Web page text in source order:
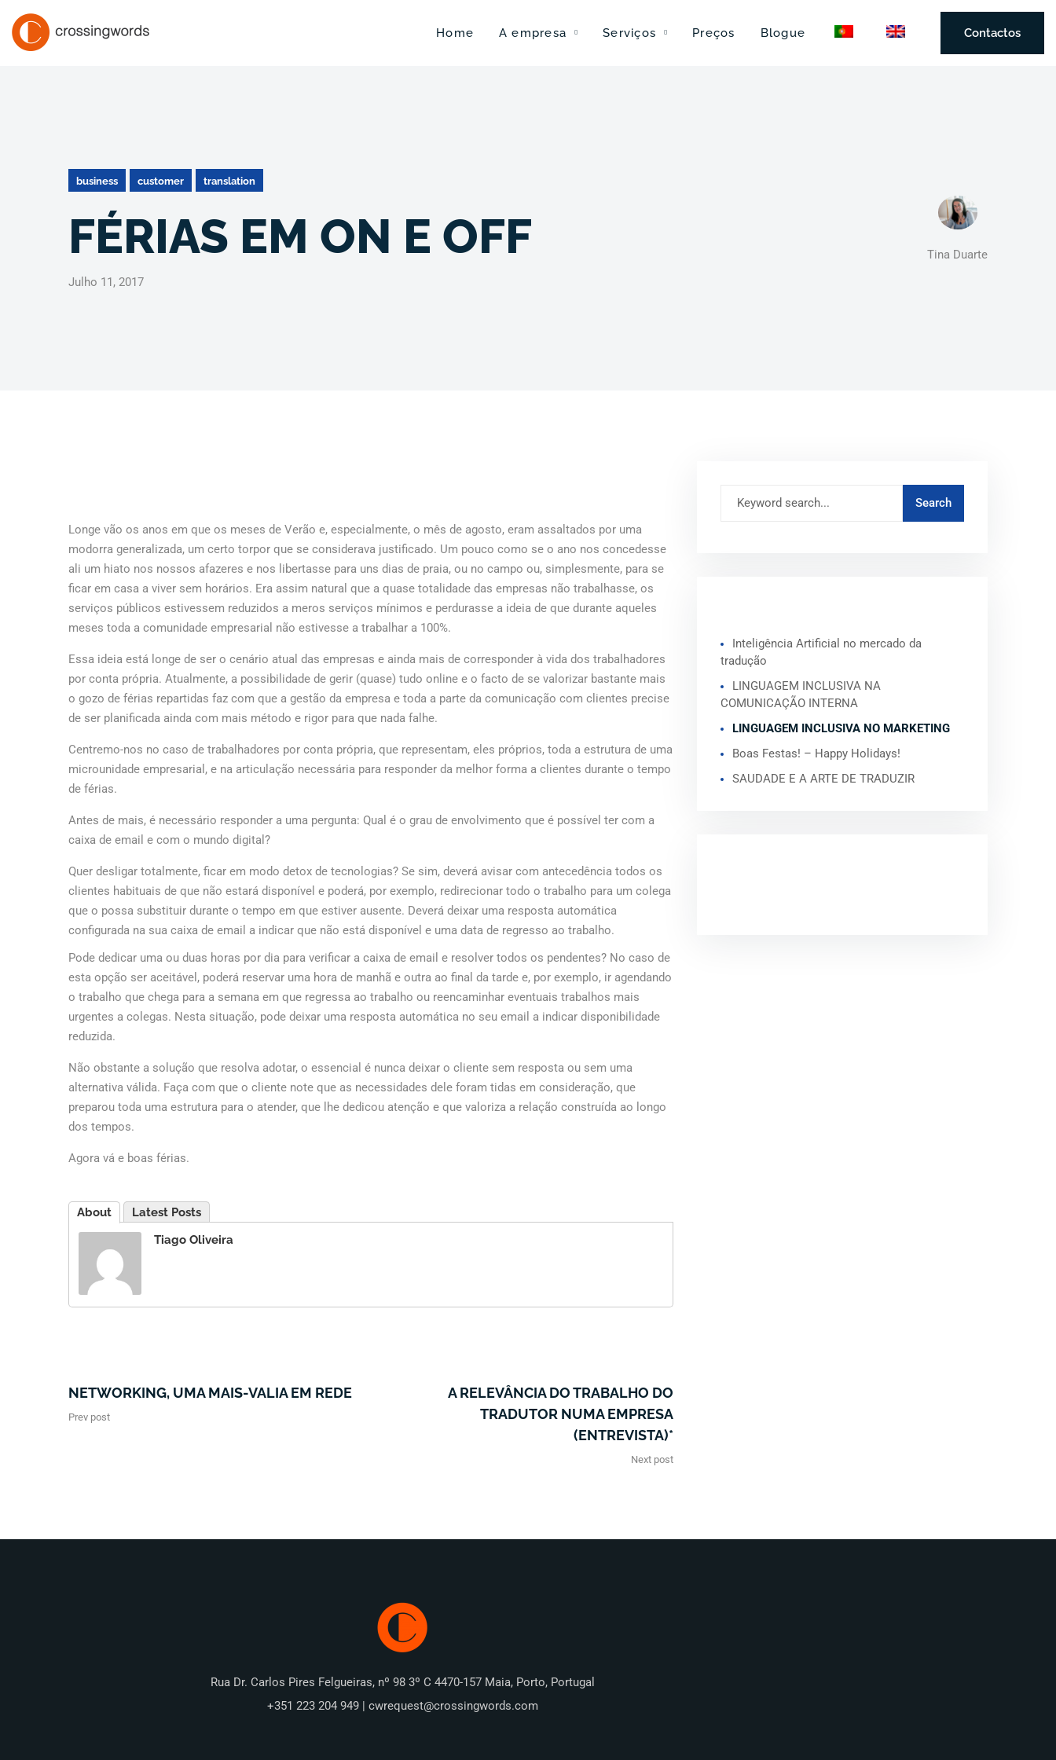
Home A empresa Serviços Preços Blogue Contactos
business customer translation
FÉRIAS EM ON E OFF
Julho 11, 2017
Tina Duarte
Longe vão os anos em que os meses de Verão e, especialmente, o mês de agosto, eram assaltados por uma
modorra generalizada, um certo torpor que se considerava justificado. Um pouco como se o ano nos concedesse
ali um hiato nos nossos afazeres e nos libertasse para uns dias de praia, ou no campo ou, simplesmente, para se
ficar em casa a viver sem horários. Era assim natural que a quase totalidade das empresas não trabalhasse, os
serviços públicos estivessem reduzidos a meros serviços mínimos e perdurasse a ideia de que durante aqueles
meses toda a comunidade empresarial não estivesse a trabalhar a 100%.
Essa ideia está longe de ser o cenário atual das empresas e ainda mais de corresponder à vida dos trabalhadores
por conta própria. Atualmente, a possibilidade de gerir (quase) tudo online e o facto de se valorizar bastante mais
o gozo de férias repartidas faz com que a gestão da empresa e toda a parte da comunicação com clientes precise
de ser planificada ainda com mais método e rigor para que nada falhe.
Centremo-nos no caso de trabalhadores por conta própria, que representam, eles próprios, toda a estrutura de uma
microunidade empresarial, e na articulação necessária para responder da melhor forma a clientes durante o tempo
de férias.
Antes de mais, é necessário responder a uma pergunta: Qual é o grau de envolvimento que é possível ter com a
caixa de email e com o mundo digital?
Quer desligar totalmente, ficar em modo detox de tecnologias? Se sim, deverá avisar com antecedência todos os
clientes habituais de que não estará disponível e poderá, por exemplo, redirecionar todo o trabalho para um colega
que o possa substituir durante o tempo em que estiver ausente. Deverá deixar uma resposta automática
configurada na sua caixa de email a indicar que não está disponível e uma data de regresso ao trabalho.
Pode dedicar uma ou duas horas por dia para verificar a caixa de email e resolver todos os pendentes? No caso de
esta opção ser aceitável, poderá reservar uma hora de manhã e outra ao final da tarde e, por exemplo, ir agendando
o trabalho que chega para a semana em que regressa ao trabalho ou reencaminhar eventuais trabalhos mais
urgentes a colegas. Nesta situação, pode deixar uma resposta automática no seu email a indicar disponibilidade
reduzida.
Não obstante a solução que resolva adotar, o essencial é nunca deixar o cliente sem resposta ou sem uma
alternativa válida. Faça com que o cliente note que as necessidades dele foram tidas em consideração, que
preparou toda uma estrutura para o atender, que lhe dedicou atenção e que valoriza a relação construída ao longo
dos tempos.
Agora vá e boas férias.
About
Latest Posts
Tiago Oliveira
NETWORKING, UMA MAIS-VALIA EM REDE
Prev post
A RELEVÂNCIA DO TRABALHO DO
TRADUTOR NUMA EMPRESA
(ENTREVISTA)*
Next post
Inteligência Artificial no mercado da
tradução
LINGUAGEM INCLUSIVA NA
COMUNICAÇÃO INTERNA
LINGUAGEM INCLUSIVA NO MARKETING
Boas Festas! – Happy Holidays!
SAUDADE E A ARTE DE TRADUZIR
Rua Dr. Carlos Pires Felgueiras, nº 98 3º C 4470-157 Maia, Porto, Portugal
+351 223 204 949 | cwrequest@crossingwords.com